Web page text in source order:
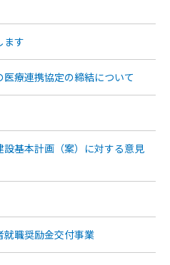
ます
療連携協定の締結について
設基本計画（案）に対する意見
就職奨励金交付事業